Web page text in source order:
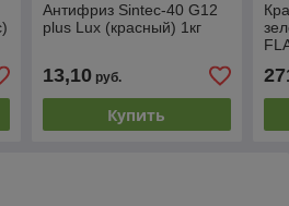
Антифриз Sintec-40 G12
plus Lux (красный) 1кг
13,10руб.
Купить